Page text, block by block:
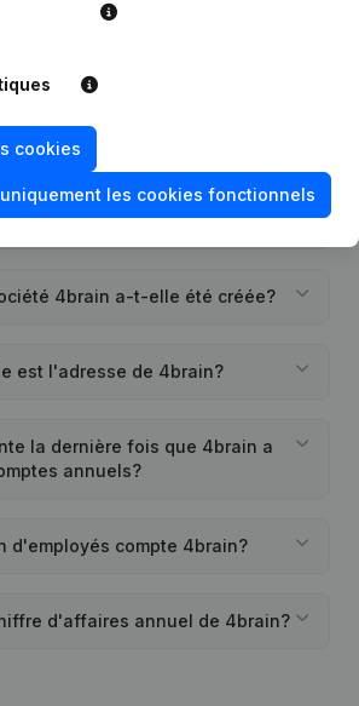
posées
numéro de TVA de 4brain?
PEPPOL de 4brain?
4brain a-t-elle été créée?
est l'adresse de 4brain?
la dernière fois que 4brain a
annuels?
d'employés compte 4brain?
d'affaires annuel de 4brain?
cookies
les cookies fonctionnels